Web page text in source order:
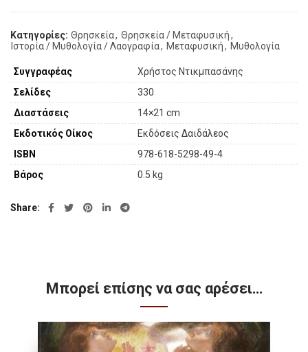
Κατηγορίες: Θρησκεία, Θρησκεία / Μεταφυσική,
Ιστορία / Μυθολογία / Λαογραφία, Μεταφυσική, Μυθολογία
Συγγραφέας
Χρήστος Ντικμπασάνης
Σελίδες
330
Διαστάσεις
14×21 cm
Εκδοτικός Οίκος
Εκδόσεις Δαιδάλεος
ISBN
978-618-5298-49-4
Βάρος
0.5 kg
Share
Μπορεί επίσης να σας αρέσει…